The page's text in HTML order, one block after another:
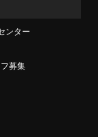
ンター
募集